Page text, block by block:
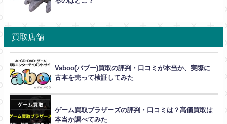
買取店舗
Vaboo(バブー)買取の評判・口コミが本当か、実際に
古本を売って検証してみた
ゲーム買取ブラザーズの評判・口コミは？高価買取は
本当か調べてみた